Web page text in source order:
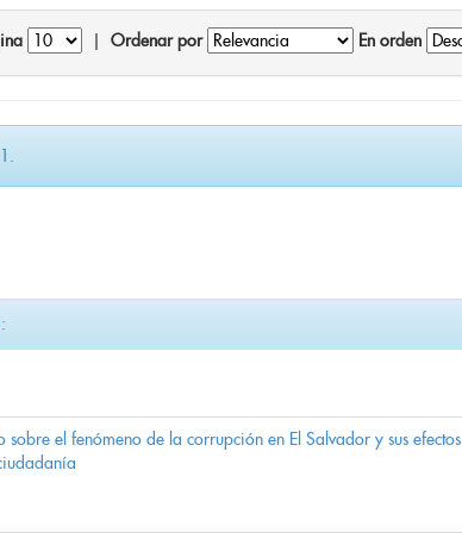
Ordenar por En orden
sobre el fenómeno de la corrupción en El Salvador y sus efectos